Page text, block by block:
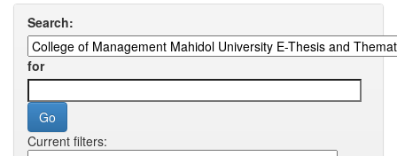
Search:
for
Current filters: